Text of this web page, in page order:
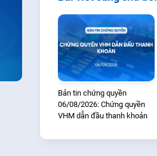
Bản tin chứng quyền
06/08/2026: Chứng quyền
VHM dẫn đầu thanh khoản